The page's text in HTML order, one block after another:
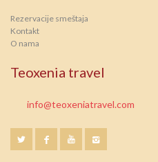
Rezervacije smeštaja
Kontakt
O nama
Teoxenia travel
info@teoxeniatravel.com